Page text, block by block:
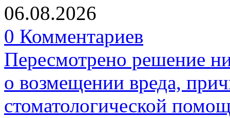
06.08.2026
0 Комментариев
Пересмотрено решение
о возмещении вреда,
стоматологической